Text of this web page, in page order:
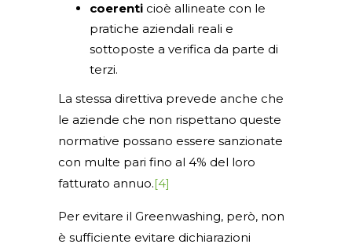
coerenti cioè allineate con le
pratiche aziendali reali e
sottoposte a verifica da parte di
terzi.
La stessa direttiva prevede anche che
le aziende che non rispettano queste
normative possano essere sanzionate
con multe pari fino al 4% del loro
fatturato annuo.[4]
Per evitare il Greenwashing, però, non
è sufficiente evitare dichiarazioni